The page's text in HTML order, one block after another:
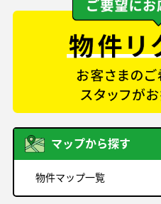
マップから探す
物件マップ一覧